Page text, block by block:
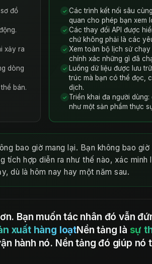
đồ
xảy ra
dòng
bán.
✓ Các trình kết nối sâu
quan cho phép bạn xem
✓ Các thay đổi API được
chứ không phải là các
✓ Xem toàn bộ lịch sử
chính xác những gì đã
✓ Luồng dữ liệu được lưu
trúc mà bạn có thể đọc,
dịch.
✓ Triển khai đa người
như một sản phẩm thực
bao giờ mang lại. Bạn không bao
tích hợp diễn ra như thế nào, xác
dù là hôm nay hay một năm sau.
Bạn muốn tác nhân đó vẫn
xuất hàng loạtNền tảng là sự
hành nó. Nền tảng đó giúp nó